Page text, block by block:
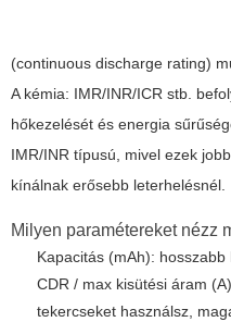
(continuous discharge rating)
A kémia: IMR/INR/ICR stb.
hőkezelését és energia
IMR/INR típusú, mivel ezek
kínálnak erősebb leterhelésnél.
Milyen paramétereket nézz
Kapacitás (mAh):
CDR / max kisütési áram
tekercseket használsz,